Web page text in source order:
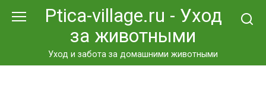
Ptica-village.ru - Уход
за животными
Уход и забота за домашними животными